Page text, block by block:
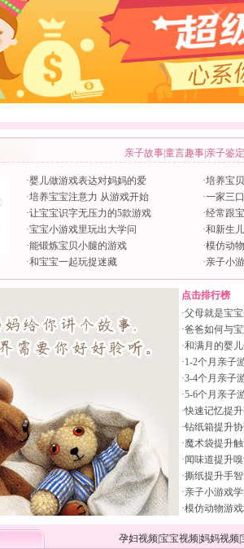
亲子故事童言趣事亲子鉴定
·婴儿做游戏表达对妈妈的爱
·培养宝宝注意力 从游戏开始
·让宝宝识字无压力的5款游戏
·宝宝小游戏里玩出大学问
·能锻炼宝贝小腿的游戏
·和宝宝一起玩捉迷藏
·培养宝
·一家三
·经常跟
·和新生
·模仿动
·亲子小
点击排行榜
·父母就是宝
·爸爸如何与
·和满月的婴
·1-2个月亲子
·3-4个月亲子
·5-6个月亲子
·快速记忆提
·钻纸箱提升
·魔术袋提升
·闻味道提升
·撕纸提升手
·亲子小游戏
·模仿动物游
孕妇视频宝宝视频妈妈视频